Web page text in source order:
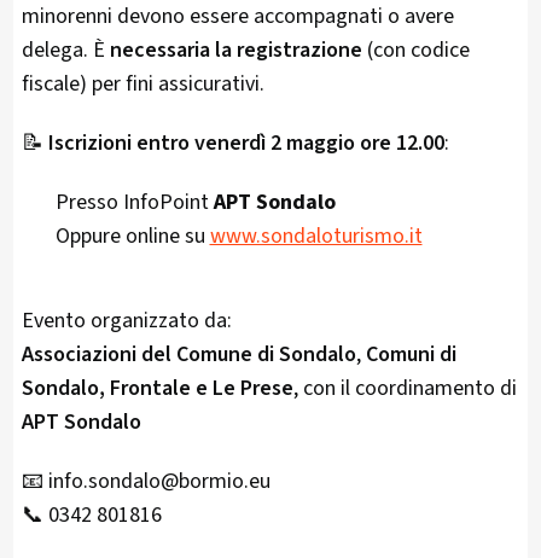
minorenni devono essere accompagnati o avere
delega. È necessaria la registrazione (con codice
fiscale) per fini assicurativi.
📝 Iscrizioni entro venerdì 2 maggio ore 12.00:
Presso InfoPointAPT Sondalo
Oppure online suwww.sondaloturismo.it
Evento organizzato da:
Associazioni del Comune di Sondalo, Comuni di
Sondalo, Frontale e Le Prese, con il coordinamento di
APT Sondalo
📧 info.sondalo@bormio.eu
📞 0342 801816